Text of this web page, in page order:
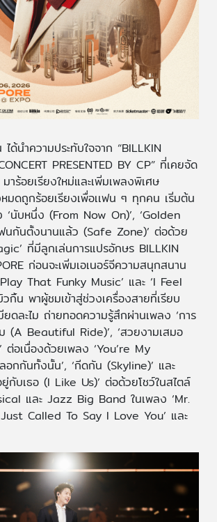
ด้นำความประทับใจจาก “BILLKIN
PRESENTED BY CP” ที่เคยจัด
าร้อยเรียงใหม่และเพิ่มเพลงพิเศษ
มดถูกร้อยเรียงเพื่อเเฟน ๆ ทุกคน เริ่มต้น
‘นับหนึ่ง (From Now On)’, ‘Golden
ฟนกันตั้งนานแล้ว (Safe Zone)’ ต่อด้วย
ที่มีลูกเล่นการแปรอักษร BILLKIN
ก่อนจะเพิ่มเอเนอร์จีความสนุกสนาน
That Funky Music’ และ ‘I Feel
กิ้น พาผู้ชมเข้าสู่ช่วงเครื่องสายที่เรียบ
ยดละไม ถ่ายทอดความรู้สึกผ่านเพลง ‘การ
(A Beautiful Ride)’, ‘สวยงามเสมอ
ต่อเนื่องด้วยเพลง ‘You’re My
อกกันทั้งนั้น’, ‘กีดกัน (Skyline)’ และ
กับเธอ (I Like Us)’ ต่อด้วยโชว์ในสไตล์
และ Jazz Big Band ในเพลง ‘Mr.
Called To Say I Love You’ และ